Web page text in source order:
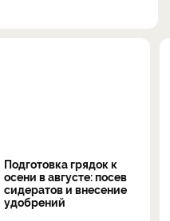
Подготовка грядок к
осени в августе: посев
сидератов и внесение
удобрений